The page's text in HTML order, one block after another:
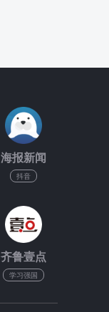
海报新闻
抖音
齐鲁壹点
学习强国